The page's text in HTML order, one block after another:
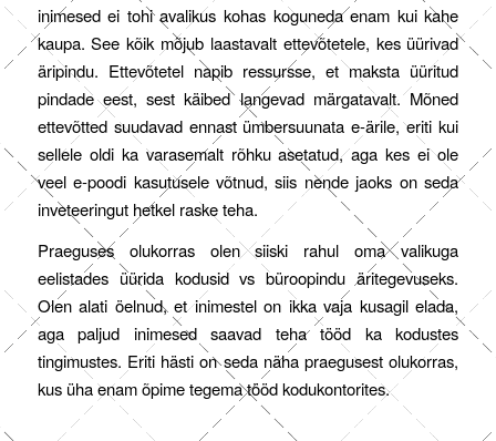
inimesed ei tohi avalikus kohas koguneda enam kui kahe
kaupa. See kõik mõjub laastavalt ettevõtetele, kes üürivad
äripindu. Ettevõtetel napib ressursse, et maksta üüritud
pindade eest, sest käibed langevad märgatavalt. Mõned
ettevõtted suudavad ennast ümbersuunata e-ärile, eriti kui
sellele oldi ka varasemalt rõhku asetatud, aga kes ei ole
veel e-poodi kasutusele võtnud, siis nende jaoks on seda
inveteeringut hetkel raske teha.
Praeguses olukorras olen siiski rahul oma valikuga
eelistades üürida kodusid vs büroopindu äritegevuseks.
Olen alati öelnud, et inimestel on ikka vaja kusagil elada,
aga paljud inimesed saavad teha tööd ka kodustes
tingimustes. Eriti hästi on seda näha praegusest olukorras,
kus üha enam õpime tegema tööd kodukontorites.